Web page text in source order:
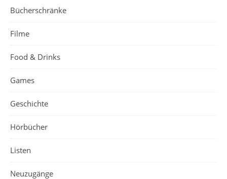
Bücherschränke
Filme
Food & Drinks
Games
Geschichte
Hörbücher
Listen
Neuzugänge